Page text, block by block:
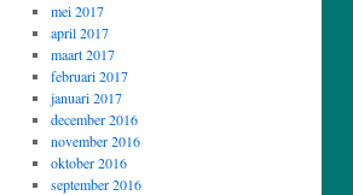
mei 2017
april 2017
maart 2017
februari 2017
januari 2017
december 2016
november 2016
oktober 2016
september 2016